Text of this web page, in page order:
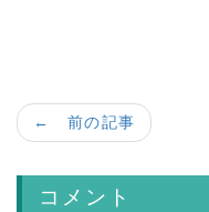
← 前の記事
コメント